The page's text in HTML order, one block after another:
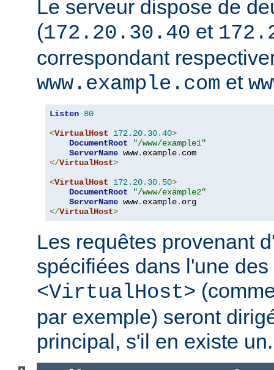
Le serveur dispose de
(172.20.30.40 et
correspondant
www.example.com et
Listen 80
<VirtualHost 172.20. 30.40>
DocumentRoot
"/www/example1"
ServerName www. example.
</VirtualHost>
<VirtualHost 172.20. 30.50>
DocumentRoot
"/www/example2"
ServerName www. example.
</VirtualHost>
Les requêtes provenant
spécifiées dans l'une
<VirtualHost>
par exemple) seront
principal, s'il en existe un.